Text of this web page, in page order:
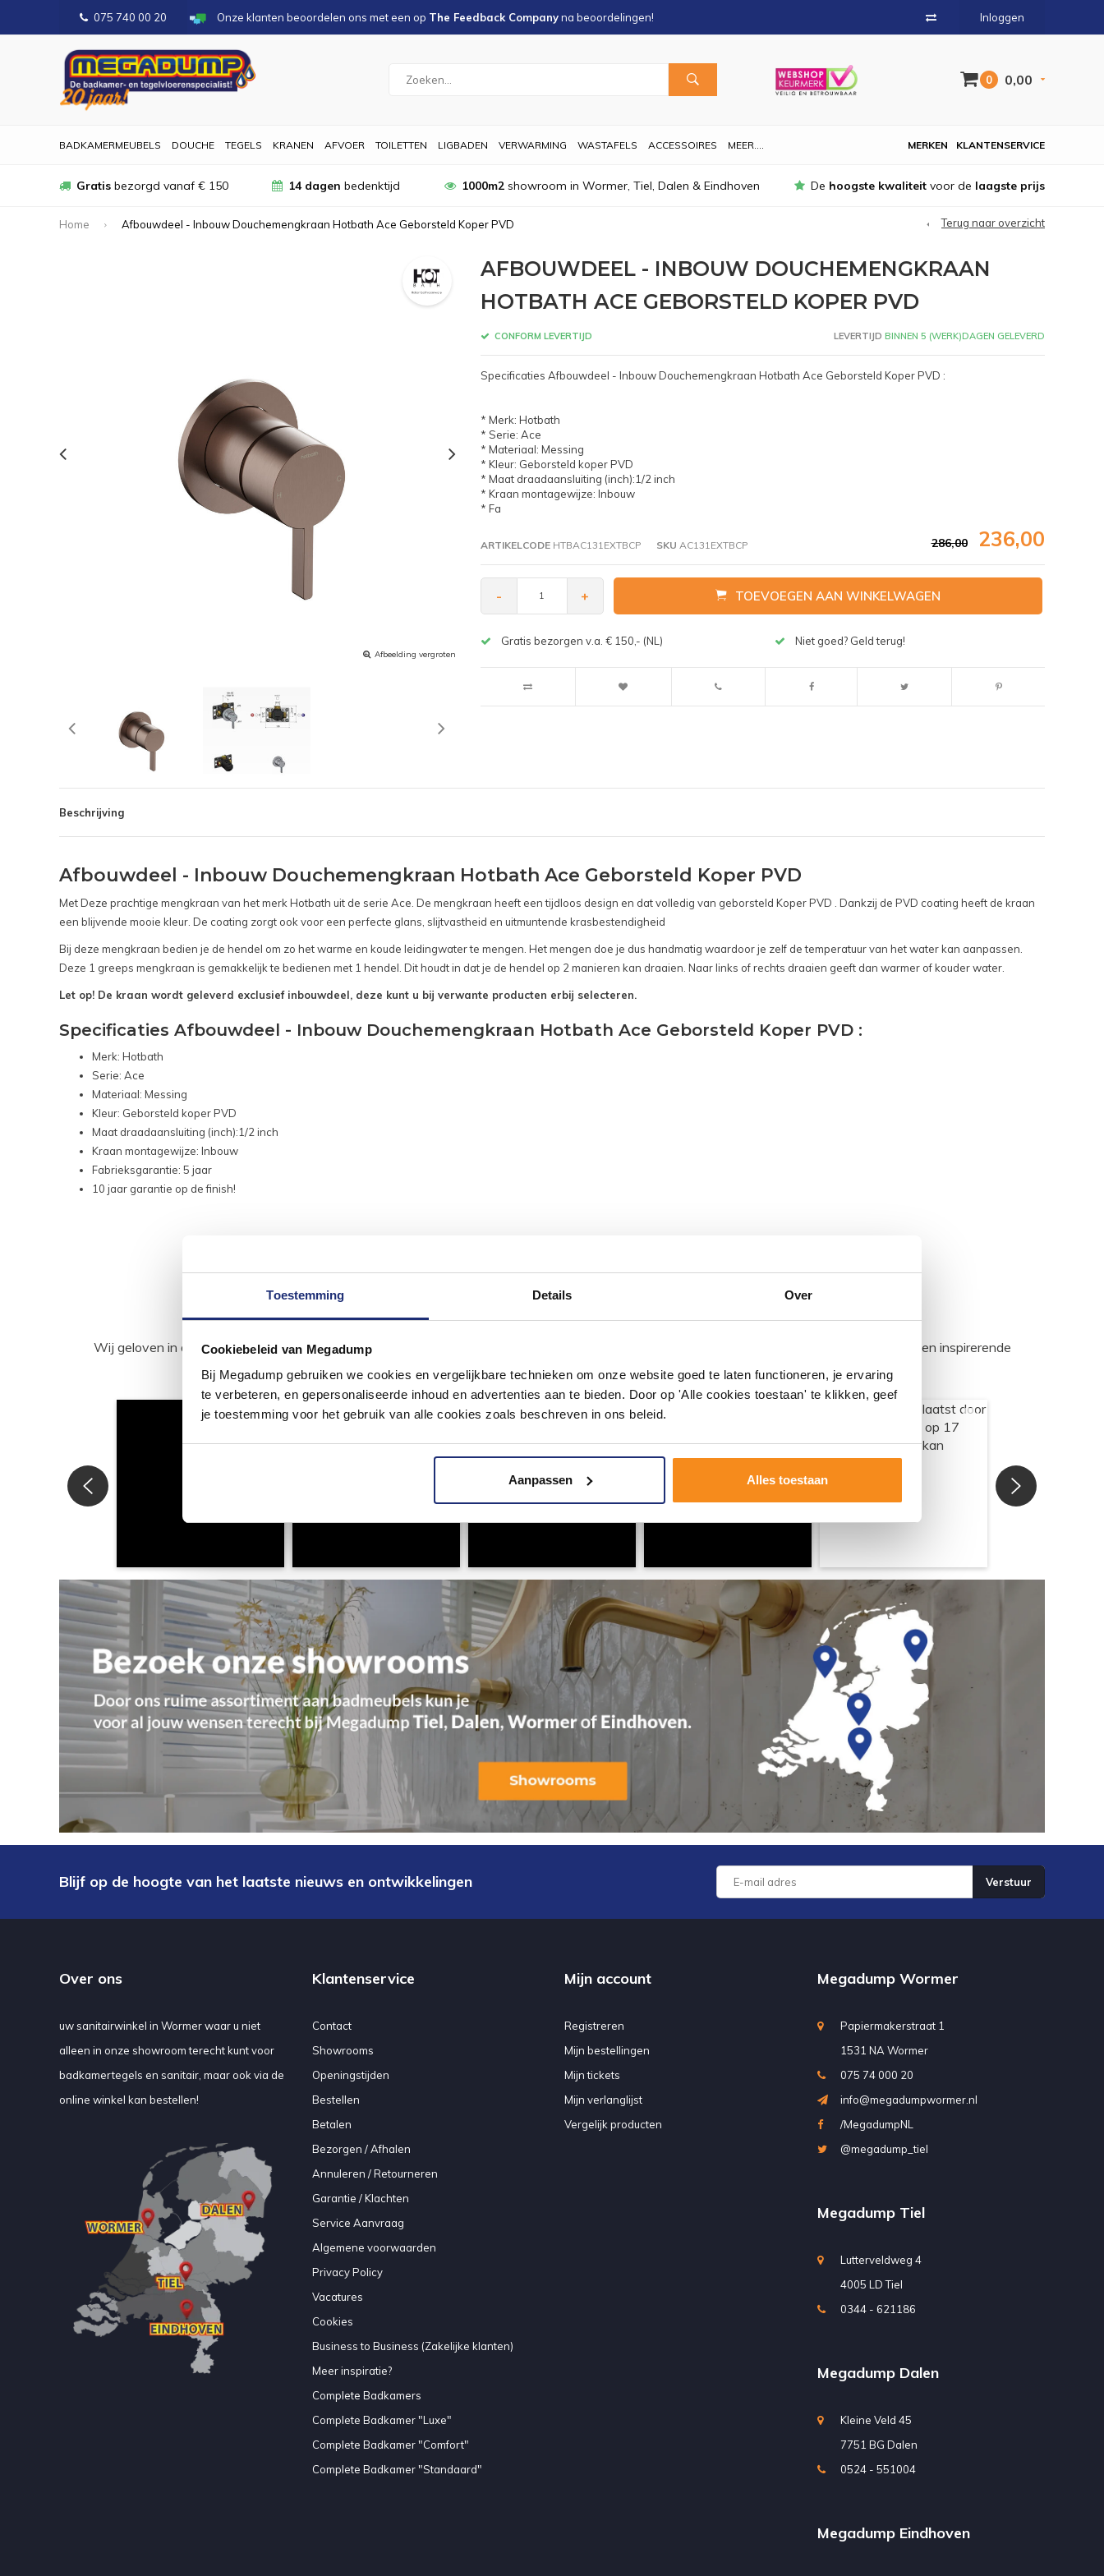
Toestemming Details Over
Cookiebeleid van Megadump
Bij Megadump gebruiken we cookies en vergelijkbare technieken om onze website goed te laten functioneren, je ervaring
te verbeteren, en gepersonaliseerde inhoud en advertenties aan te bieden. Door op 'Alle cookies toestaan' te klikken, geef
je toestemming voor het gebruik van alle cookies zoals beschreven in ons beleid.
Aanpassen Alles toestaan
075 740 00 20 Onze klanten beoordelen ons met een op The Feedback Companyna beoordelingen! Inloggen
0 0,00
BADKAMERMEUBELS DOUCHE TEGELS KRANEN AFVOER TOILETTEN LIGBADEN VERWARMING WASTAFELS ACCESSOIRES MEER.... KLANTENSERVICE
MERKEN
Gratis bezorgd vanaf € 150 14 dagen bedenktijd 1000m2showroom in Wormer, Tiel, Dalen & Eindhoven De hoogste kwaliteit voor de laagste prijs
Home Afbouwdeel - Inbouw Douchemengkraan Hotbath Ace Geborsteld Koper PVD Terug naar overzicht
Afbeelding vergroten
AFBOUWDEEL - INBOUW DOUCHEMENGKRAAN
HOTBATH ACE GEBORSTELD KOPER PVD
CONFORM LEVERTIJD LEVERTIJD BINNEN 5 (WERK)DAGEN GELEVERD
Specificaties Afbouwdeel - Inbouw Douchemengkraan Hotbath Ace Geborsteld Koper PVD :
* Merk: Hotbath
* Serie: Ace
* Materiaal: Messing
* Kleur: Geborsteld koper PVD
* Maat draadaansluiting (inch):1/2 inch
* Kraan montagewijze: Inbouw
* Fa
ARTIKELCODEHTBAC131EXTBCP SKU AC131EXTBCP 286,00 236,00
- + TOEVOEGEN AAN WINKELWAGEN
Gratis bezorgen v.a. € 150,- (NL) Niet goed? Geld terug!
Beschrijving
Afbouwdeel - Inbouw Douchemengkraan Hotbath Ace Geborsteld Koper PVD
Met Deze prachtige mengkraan van het merk Hotbath uit de serie Ace. De mengkraan heeft een tijdloos design en dat volledig van geborsteld Koper PVD . Dankzij de PVD coating heeft de kraan
een blijvende mooie kleur. De coating zorgt ook voor een perfecte glans, slijtvastheid en uitmuntende krasbestendigheid
Bij deze mengkraan bedien je de hendel om zo het warme en koude leidingwater te mengen. Het mengen doe je dus handmatig waardoor je zelf de temperatuur van het water kan aanpassen.
Deze 1 greeps mengkraan is gemakkelijk te bedienen met 1 hendel. Dit houdt in dat je de hendel op 2 manieren kan draaien. Naar links of rechts draaien geeft dan warmer of kouder water.
Let op! De kraan wordt geleverd exclusief inbouwdeel, deze kunt u bij verwante producten erbij selecteren.
Specificaties Afbouwdeel - Inbouw Douchemengkraan Hotbath Ace Geborsteld Koper PVD :
Merk: Hotbath
Serie: Ace
Materiaal: Messing
Kleur: Geborsteld koper PVD
Maat draadaansluiting (inch):1/2 inch
Kraan montagewijze: Inbouw
Fabrieksgarantie: 5 jaar
10 jaar garantie op de finish!
#mijndroombadkamer
Wij geloven in de kracht van delen. Deel jouw badkamer op Instagram met #mijndroombadkamer en tag @megadumpnl. Samen bouwen we een inspirerende
Blijf op de hoogte van het laatste nieuws en ontwikkelingen Verstuur
Over ons
uw sanitairwinkel in Wormer waar u niet
alleen in onze showroom terecht kunt voor
badkamertegels en sanitair, maar ook via de
online winkel kan bestellen!
Klantenservice
Contact
Showrooms
Openingstijden
Bestellen
Betalen
Bezorgen / Afhalen
Annuleren / Retourneren
Garantie / Klachten
Service Aanvraag
Algemene voorwaarden
Privacy Policy
Vacatures
Cookies
Business to Business (Zakelijke klanten)
Meer inspiratie?
Complete Badkamers
Complete Badkamer "Luxe"
Complete Badkamer "Comfort"
Complete Badkamer "Standaard"
Mijn account
Registreren
Mijn bestellingen
Mijn tickets
Mijn verlanglijst
Vergelijk producten
Megadump Wormer
Papiermakerstraat 1
1531 NA Wormer
075 74 000 20
info@megadumpwormer.nl
/MegadumpNL
@megadump_tiel
Megadump Tiel
Lutterveldweg 4
4005 LD Tiel
0344 - 621186
Megadump Dalen
Kleine Veld 45
7751 BG Dalen
0524 - 551004
Megadump Eindhoven